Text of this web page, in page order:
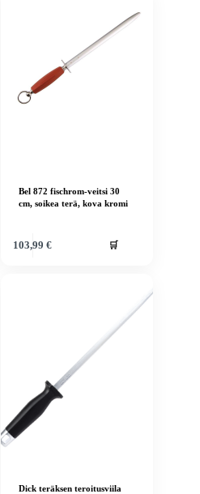
Bel 872 fischrom-veitsi 30
cm, soikea terä, kova kromi
103,99€ 🛒
Dick teräksen teroitusviila